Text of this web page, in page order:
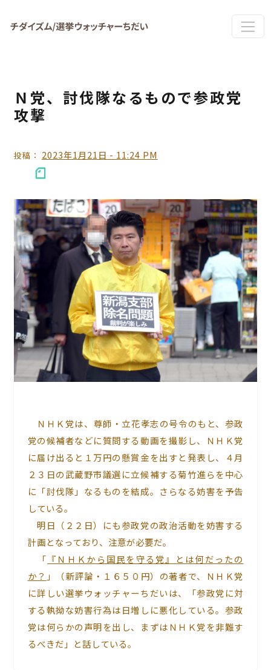
Ｎ党、討伐隊なるもので参政党
攻撃
投稿： 2023年1月21日 - 11:24 PM
ＮＨＫ党は、尊師・立花孝志の号令のもと、参政
党の候補者などに質問する動画を撮影し、ＮＨＫ党
に届け出ると１万円の懸賞金を出すと発表し、４月
２３日の武蔵野市議選に立候補する菊竹進らを中心
に「討伐隊」なるものを結成。さらなる妨害を予告
している。
明日（２２日）にも参政党の政治活動を妨害する
計画となっており、注意が必要だ。
「 『ＮＨＫから国民を守る党』とは何だったの
か？ 」（新評論・１６５０円）の著者で、ＮＨＫ党
に詳しい選挙ウォッチャーちだいは、「参政党に対
する執拗な妨害行為は日増しに悪化している。参政
党は何らかの声明を出し、まずはＮＨＫ党を非難す
るべきだ」と話している。